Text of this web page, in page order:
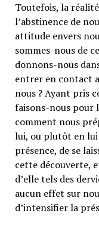
Toutefois, la
lʼabstinence de
attitude envers
sommes-nous de
donnons-nous
entrer en contact
nous ? Ayant pris
faisons-nous pour
comment nous
lui, ou plutôt en lui
présence, de se
cette découverte,
dʼelle tels des
aucun effet sur
dʼintensifier la